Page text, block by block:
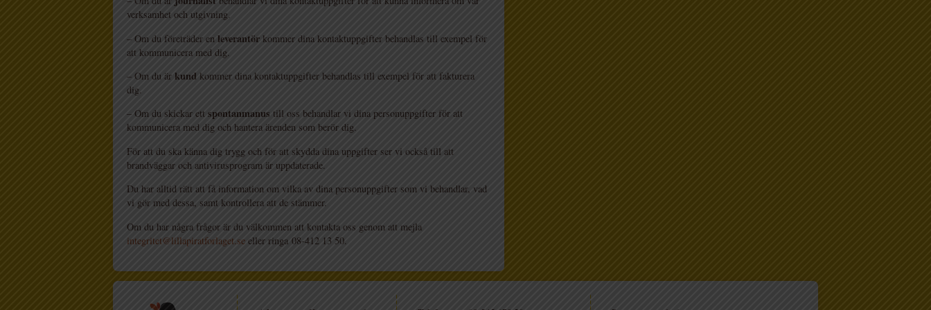
verksamhet och utgivning.
– Om du företräder en leverantör kommer dina kontaktuppgifter behandlas till exempel för
att kommunicera med dig.
– Om du är kund kommer dina kontaktuppgifter behandlas till exempel för att fakturera
dig.
– Om du skickar ett spontanmanus till oss behandlar vi dina personuppgifter för att
kommunicera med dig och hantera ärenden som berör dig.
För att du ska känna dig trygg och för att skydda dina uppgifter ser vi också till att
brandväggar och antivirusprogram är uppdaterade.
Du har alltid rätt att få information om vilka av dina personuppgifter som vi behandlar, vad
vi gör med dessa, samt kontrollera att de stämmer.
Om du har några frågor är du välkommen att kontakta oss genom att mejla
integritet@lillapiratforlaget.se eller ringa 08-412 13 50.